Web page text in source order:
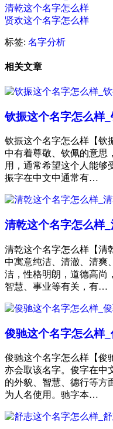
清乾这个名字怎么样
贤欢这个名字怎么样
标签: 名字分析
相关文章
钦振这个名字怎么样
钦振这个名字怎么样【钦
中有着尊敬、钦佩的意思
用，通常希望这个人能够
振字在中文中通常有…
清乾这个名字怎么样
清乾这个名字怎么样【清
中寓意纯洁、清澈、清爽
洁，性格明朗，道德高尚
智慧、事业等有关，有…
俊驰这个名字怎么样
俊驰这个名字怎么样【俊
亦会取该名字。俊字在中
的外貌、智慧、德行等方
为人名使用。驰字本…